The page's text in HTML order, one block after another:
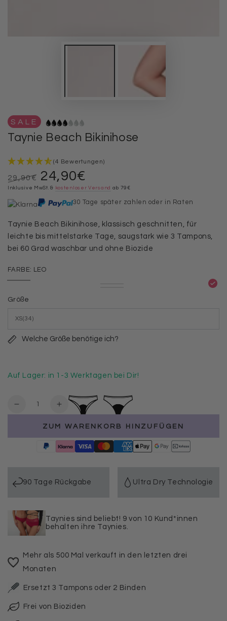
SALE
Taynie Beach Bikinihose
(4 Bewertungen)
Regulärer
Preis
29,90€
Verkaufspreis
24,90€
Inklusive MwSt. & kostenloser Versand ab 79€
30 Tage später zahlen oder in Raten
Taynie Beach Bikinihose, klassisch geschnitten, für
leichte bis mittelstarke Tage, saugstark wie 3 Tampons,
bei 60 Grad waschbar und ohne Biozide
FARBE: LEO
oder
Größe
Welche Größe benötige ich?
Auf Lager: in 1-3 Werktagen bei Dir!
Verringere
Menge
für
Erhöhe
Menge
für
Taynie
ZUM WARENKORB HINZUFÜGEN
90 Tage Rückgabe Ultra Dry Technologie
Taynies sind beliebt! 9 von 10 Kund*innen
behalten ihre Taynies.
Mehr als 500 Mal verkauft in den letzten drei
Monaten
Ersetzt 3 Tampons oder 2 Binden
Frei von Bioziden